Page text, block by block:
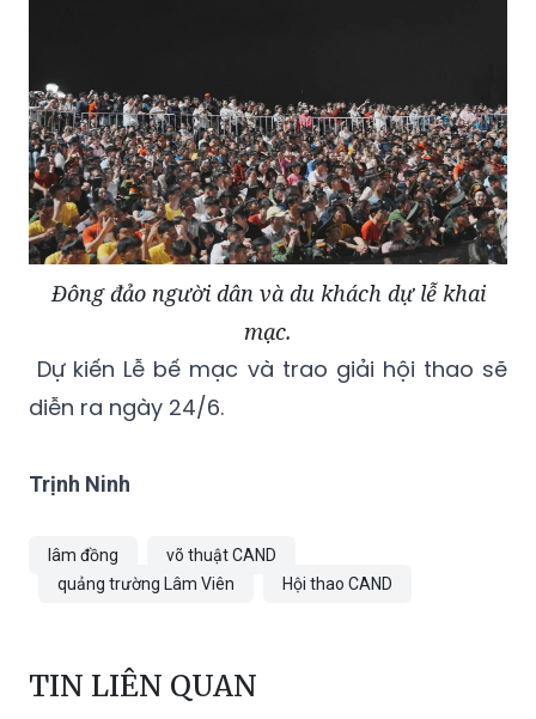
Đông đảo người dân và du khách dự lễ khai
mạc.
Dự kiến Lễ bế mạc và trao giải hội thao sẽ
diễn ra ngày 24/6.
Trịnh Ninh
lâm đồng
võ thuật CAND
quảng trường Lâm Viên
Hội thao CAND
TIN LIÊN QUAN